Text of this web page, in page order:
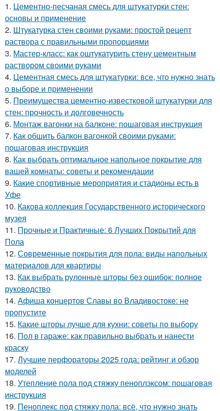
1. Цементно-песчаная смесь для штукатурки стен:
основы и применение
2. Штукатурка стен своими руками: простой рецепт
раствора с правильными пропорциями
3. Мастер-класс: как оштукатурить стену цементным
раствором своими руками
4. Цементная смесь для штукатурки: все, что нужно знать
о выборе и применении
5. Преимущества цементно-известковой штукатурки для
стен: прочность и долговечность
6. Монтаж вагонки на балконе: пошаговая инструкция
7. Как обшить балкон вагонкой своими руками:
пошаговая инструкция
8. Как выбрать оптимальное напольное покрытие для
вашей комнаты: советы и рекомендации
9. Какие спортивные мероприятия и стадионы есть в
Уфе
10. Какова коллекция Государственного исторического
музея
11. Прочные и Практичные: 6 Лучших Покрытий для
Пола
12. Современные покрытия для пола: виды напольных
материалов для квартиры
13. Как выбрать рулонные шторы без ошибок: полное
руководство
14. Афиша концертов Славы во Владивостоке: не
пропустите
15. Какие шторы лучше для кухни: советы по выбору
16. Пол в гараже: как правильно выбрать и нанести
краску
17. Лучшие перфораторы 2025 года: рейтинг и обзор
моделей
18. Утепление пола под стяжку пеноплэксом: пошаговая
инструкция
19. Пеноплекс под стяжку пола: всё, что нужно знать